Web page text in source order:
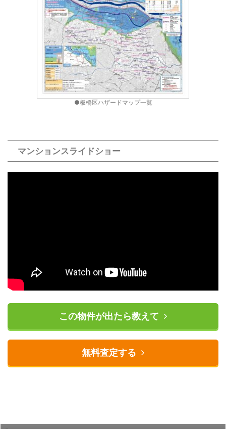
●板橋区ハザードマップ一覧
マンションスライドショー
この物件が出たら教えて
無料査定する